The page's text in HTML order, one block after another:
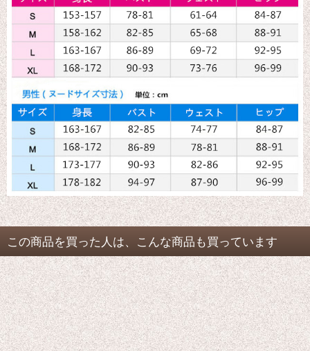
この商品を買った人は、こんな商品も買っています